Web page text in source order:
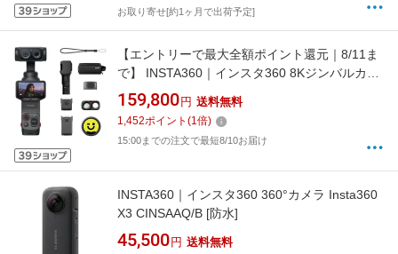
お取り寄せ[約1ヶ月で出荷予定]
【エントリーで最大全額ポイント還元｜8/11ま
で】 INSTA360｜インスタ360 8Kジンバルカメ
ラ Insta360 Luna Ultra クリエイターバンドル
コズミックブラック CINSABTA-
LUNAULTRA03
159,800 円 送料無料
1,452ポイント (1倍)
15:00までの注文で最短8/10お届け
INSTA360｜インスタ360 360°カメラ Insta360
X3 CINSAAQ/B [防水]
45,500 円 送料無料